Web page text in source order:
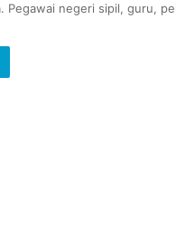
Pegawai negeri sipil, guru,